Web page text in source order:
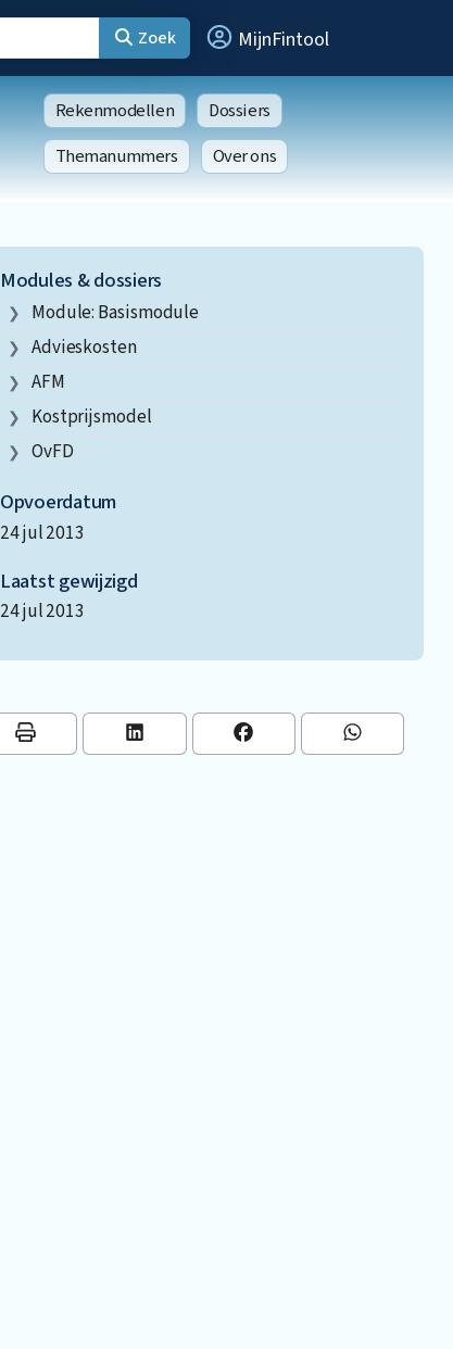
Zoek MijnFintool
Rekenmodellen
Dossiers
Themanummers
Over ons
Modules & dossiers
Module: Basismodule
Advieskosten
AFM
Kostprijsmodel
OvFD
Opvoerdatum
24 jul 2013
Laatst gewijzigd
24 jul 2013